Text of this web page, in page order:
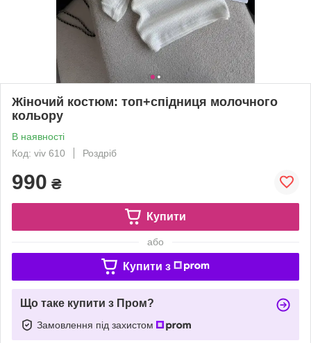
Жіночий костюм: топ+спідниця молочного
кольору
В наявності
Код: viv 610
Роздріб
990 ₴
Купити
або
Купити з
Що таке купити з Пром?
Замовлення під захистом